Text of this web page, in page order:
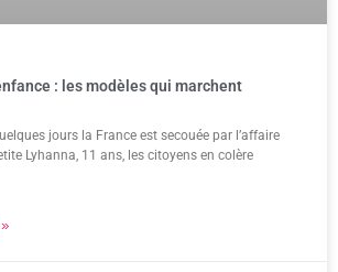
: les modèles qui marchent
jours la France est secouée par l’affaire
Lyhanna, 11 ans, les citoyens en colère